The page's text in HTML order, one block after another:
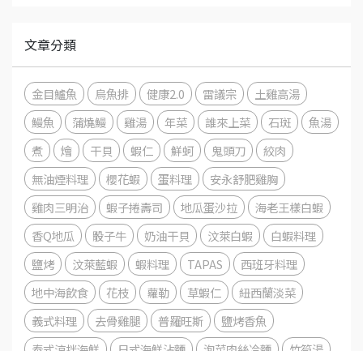
文章分類
金目鱸魚 烏魚排 健康2.0 雷議宗
土雞高湯
鰻魚
蒲燒鰻 雞湯 年菜 誰來上菜 石斑
魚湯
煮
燴 干貝 蝦仁 鮮蚵 鬼頭刀
絞肉
無油煙料理
櫻花蝦 蛋料理
安永舒肥雞胸
雞肉三明治
蝦子捲壽司 地瓜蛋沙拉
海老王樣白蝦
香Q地瓜
骰子牛 奶油干貝 汶萊白蝦
白蝦料理
鹽烤
汶萊藍蝦 蝦料理 TAPAS
西班牙料理
地中海飲食
花枝 蘿勒 草蝦仁
紐西蘭淡菜
義式料理
去骨雞腿 普羅旺斯
鹽烤香魚